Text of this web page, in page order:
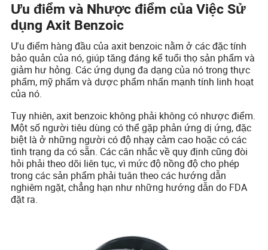
Ưu điểm và Nhược điểm của Việc Sử
dụng Axit Benzoic
Ưu điểm hàng đầu của axit benzoic nằm ở các đặc tính
bảo quản của nó, giúp tăng đáng kể tuổi thọ sản phẩm và
giảm hư hỏng. Các ứng dụng đa dạng của nó trong thực
phẩm, mỹ phẩm và dược phẩm nhấn mạnh tính linh hoạt
của nó.
Tuy nhiên, axit benzoic không phải không có nhược điểm.
Một số người tiêu dùng có thể gặp phản ứng dị ứng, đặc
biệt là ở những người có độ nhạy cảm cao hoặc có các
tình trạng da có sẵn. Các cân nhắc về quy định cũng đòi
hỏi phải theo dõi liên tục, vì mức độ nồng độ cho phép
trong các sản phẩm phải tuân theo các hướng dẫn
nghiêm ngặt, chẳng hạn như những hướng dẫn do FDA
đặt ra.